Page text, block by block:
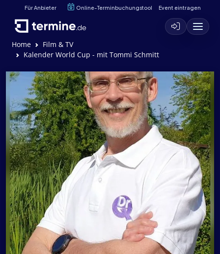
Für Anbieter Online-Terminbuchungstool Event eintragen
Home
Film & TV
Kalender World Cup - mit Tommi Schmitt